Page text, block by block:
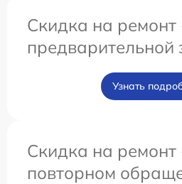
Скидка на ремонт
предварительной
Узнать
Скидка на ремонт
повторном